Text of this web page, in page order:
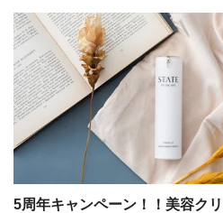
5周年キャンペーン！！美容ク